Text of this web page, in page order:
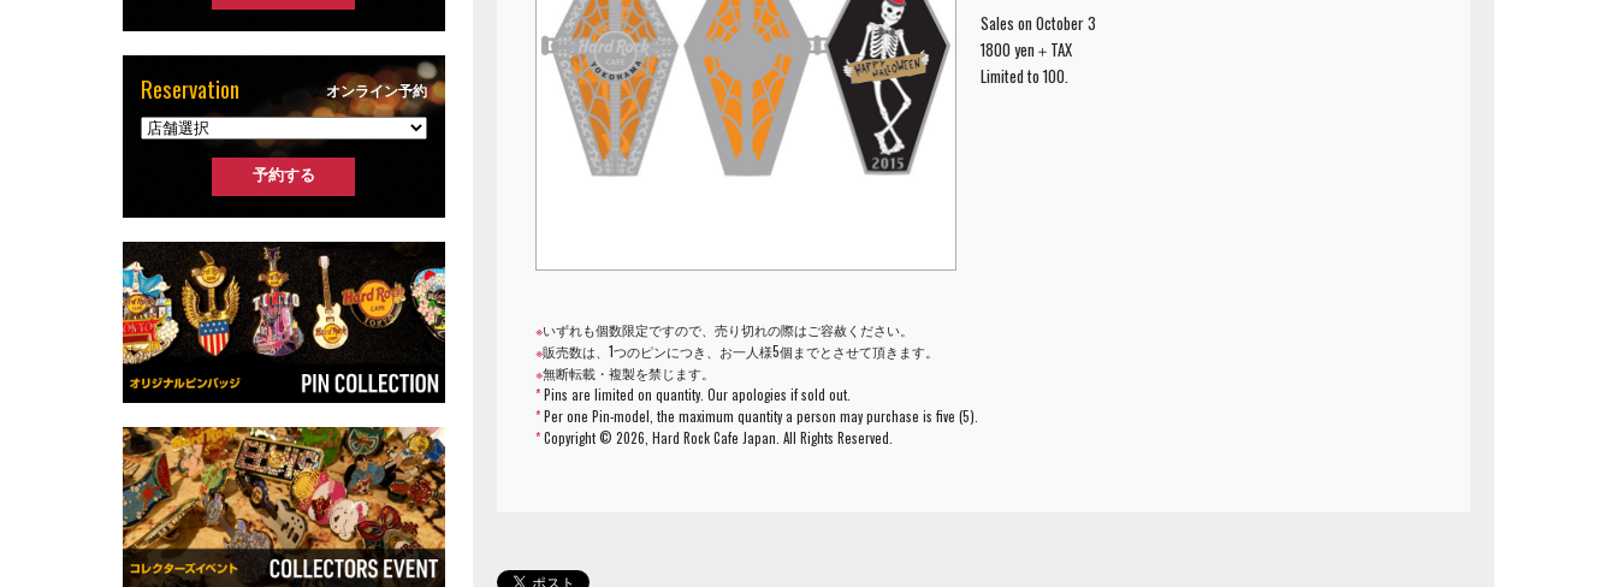
Sales on October 3
1800 yen＋TAX
Limited to 100.
※いずれも個数限定ですので、売り切れの際はご容赦ください。
※販売数は、1つのピンにつき、お一人様5個までとさせて頂きます。
※無断転載・複製を禁じます。
*Pins are limited on quantity. Our apologies if sold out.
*Per one Pin-model, the maximum quantity a person may purchase is five (5).
*Copyright ©2026, Hard Rock Cafe Japan. All Rights Reserved.
Reservation オンライン予約